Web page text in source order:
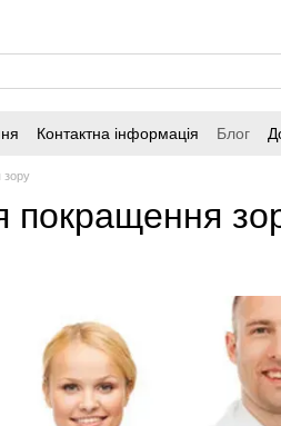
Контактна інформація Блог
зору
покращення